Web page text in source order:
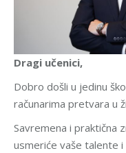
Dragi učenici,
Dobro došli u jedinu
računarima pretvara u
Savremena i praktična
usmeriće vaše talente